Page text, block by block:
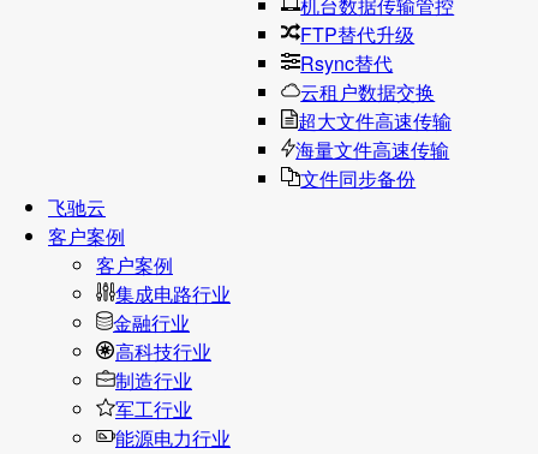
FTP替代升级
Rsync替代
云租户数据交换
超大文件高速传输
海量文件高速传输
文件同步备份
飞驰云
客户案例
客户案例
集成电路行业
金融行业
高科技行业
制造行业
军工行业
能源电力行业